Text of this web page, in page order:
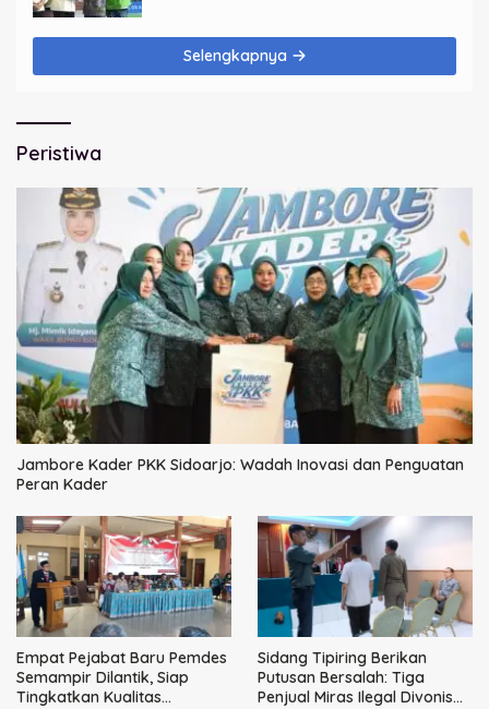
Selengkapnya
Peristiwa
Jambore Kader PKK Sidoarjo: Wadah Inovasi dan Penguatan
Peran Kader
Empat Pejabat Baru Pemdes
Semampir Dilantik, Siap
Tingkatkan Kualitas
Sidang Tipiring Berikan
Putusan Bersalah: Tiga
Penjual Miras Ilegal Divonis